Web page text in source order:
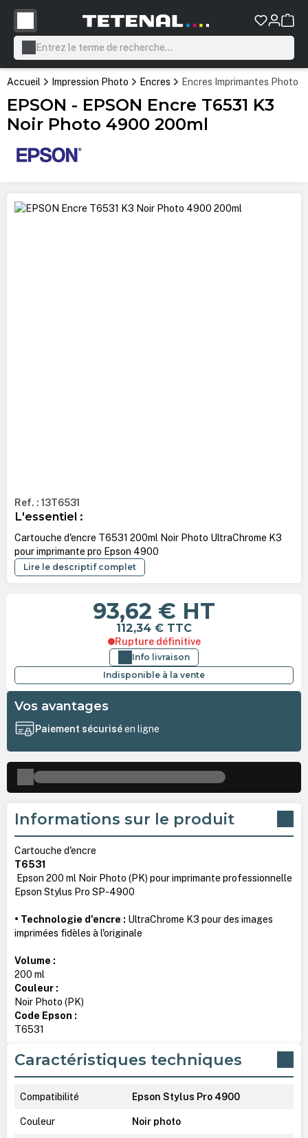
principal
Accueil Impression Photo Encres Encres Imprimantes Photo
EPSON - EPSON Encre T6531 K3
Noir Photo 4900 200ml
Ignorer la galerie d'images
Ref. : 13T6531
L'essentiel :
Cartouche d'encre T6531 200ml Noir Photo UltraChrome K3
pour imprimante pro Epson 4900
Lire le descriptif complet
93,62 € HT
112,34 € TTC
Rupture définitive
Info livraison
Indisponible à la vente
Vos avantages
Paiement sécuriséen ligne
Informations sur le produit
Cartouche d'encre
T6531
Epson 200 ml Noir Photo (PK) pour imprimante professionnelle
Epson Stylus Pro SP-4900
• Technologie d'encre : UltraChrome K3 pour des images
imprimées fidèles à l'originale
Volume :
200 ml
Couleur :
Noir Photo (PK)
Code Epson :
T6531
Caractéristiques techniques
Compatibilité Epson Stylus Pro 4900
Couleur Noir photo